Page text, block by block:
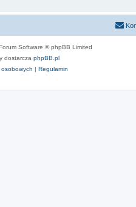
Software © phpBB Limited
dostarcza phpBB.pl
| Regulamin